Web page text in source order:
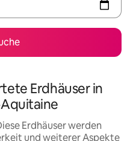
Erdhäuser in
Erdhäuser werden
und weiterer Aspekte